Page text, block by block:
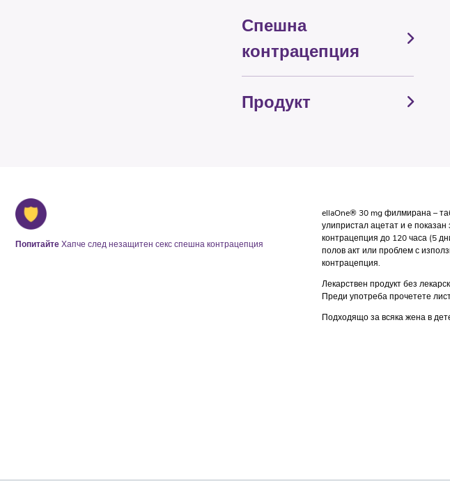
Спешна
контрацепция
Продукт
ПопитайтеХапче след незащитен секс спешна контрацепция
ellaOne® 30 mg филмирана –
улипристал ацетат и е
контрацепция до 120 часа (5
полов акт или проблем с
контрацепция.
Лекарствен продукт без
Преди употреба прочетете
Подходящо за всяка жена в